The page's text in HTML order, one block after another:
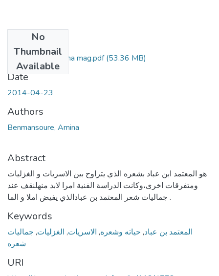
No
Thumbnail
Available
Benmansour-Amina mag.pdf(53.36 MB)
Date
2014-04-23
Authors
Benmansoure, Amina
Abstract
هو المعتمد ابن عباد بشعره الذي يتراوح بين الاسريات و الغزليات
ومتفرقات اخرى،وكانت الدراسة الفنية امرا لابد منهلنقف عند
جماليات شعر المعتمد بن عبادالذي يفيض املا و الما .
Keywords
المعتمد بن عباد, حياته وشعره, الاسريات, الغزليات, جماليات
شعره
URI